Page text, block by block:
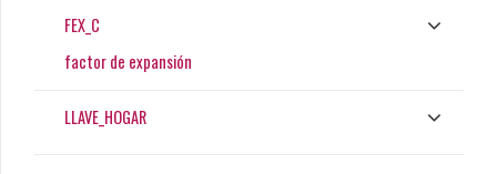
FEX_C
factor de expansión
LLAVE_HOGAR